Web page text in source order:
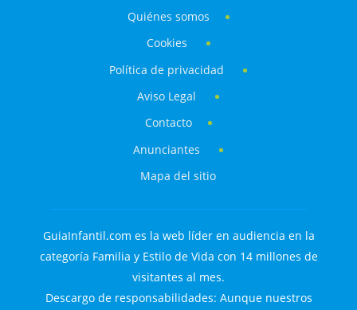
Quiénes somos
Cookies
Política de privacidad
Aviso Legal
Contacto
Anunciantes
Mapa del sitio
GuiaInfantil.com es la web líder en audiencia en la
categoría Familia y Estilo de Vida con 14 millones de
visitantes al mes.
Descargo de responsabilidades: Aunque nuestros